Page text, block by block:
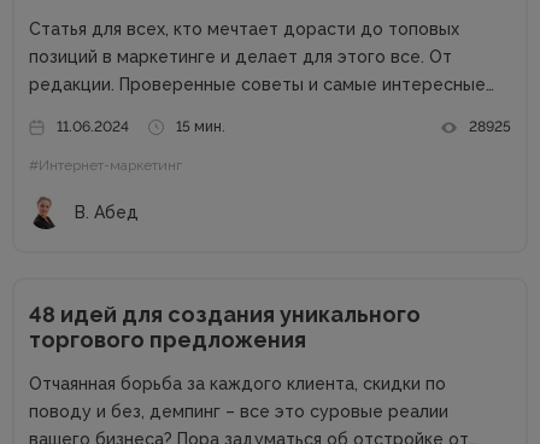
Статья для всех, кто мечтает дорасти до топовых
позиций в маркетинге и делает для этого все. От
редакции. Проверенные советы и самые интересные
на наш телеграм-канал и получайте каждую неделю
новую порцию...
11.06.2024 15 мин. 28925
#Интернет-маркетинг
В. Абед
48 идей для создания уникального
торгового предложения
Отчаянная борьба за каждого клиента, скидки по
поводу и без, демпинг – все это суровые реалии
вашего бизнеса? Пора задуматься об отстройке от